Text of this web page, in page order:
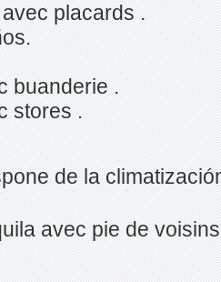
placards.
buanderie.
stores.
de la
avec pie de